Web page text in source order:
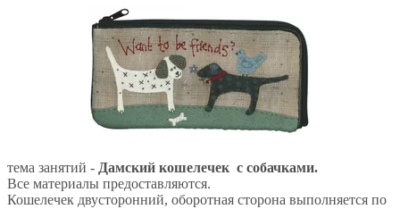
тема занятий - Дамский кошелечек с собачками.
Все материалы предоставляются.
Кошелечек двусторонний, оборотная сторона выполняется по